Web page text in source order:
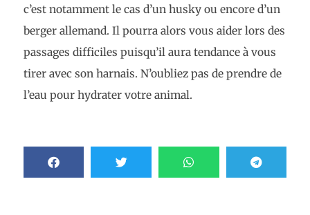
c’est notamment le cas d’un husky ou encore d’un
berger allemand. Il pourra alors vous aider lors des
passages difficiles puisqu’il aura tendance à vous
tirer avec son harnais. N’oubliez pas de prendre de
l’eau pour hydrater votre animal.